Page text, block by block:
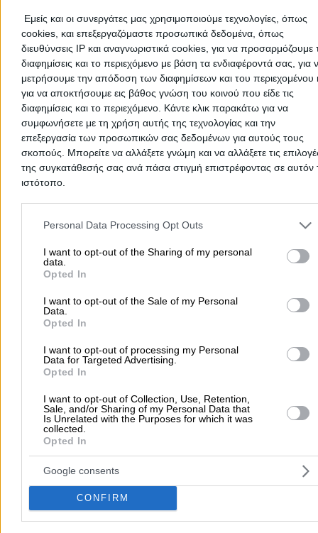
Εμείς και οι συνεργάτες μας χρησιμοποιούμε τεχνολογίες, όπως
cookies, και επεξεργαζόμαστε προσωπικά δεδομένα, όπως
διευθύνσεις IP και αναγνωριστικά cookies, για να προσαρμόζουμε
διαφημίσεις και το περιεχόμενο με βάση τα ενδιαφέροντά σας, για
μετρήσουμε την απόδοση των διαφημίσεων και του περιεχομένου
για να αποκτήσουμε εις βάθος γνώση του κοινού που είδε τις
διαφημίσεις και το περιεχόμενο. Κάντε κλικ παρακάτω για να
συμφωνήσετε με τη χρήση αυτής της τεχνολογίας και την
επεξεργασία των προσωπικών σας δεδομένων για αυτούς τους
σκοπούς. Μπορείτε να αλλάξετε γνώμη και να αλλάξετε τις
της συγκατάθεσής σας ανά πάσα στιγμή επιστρέφοντας σε αυτόν
ιστότοπο.
Please note that this website/app uses one or more Google
and may gather and store information including but not limited to
to Google and its third-party tags to use your data for below
purposes in below Google consent section.
Personal Data Processing Opt Outs
I want to opt-out of the Sharing of my personal
data.
Opted In
I want to opt-out of the Sale of my Personal
Data.
Opted In
I want to opt-out of processing my Personal
Data for Targeted Advertising.
Opted In
I want to opt-out of Collection, Use, Retention,
Sale, and/or Sharing of my Personal Data that
Is Unrelated with the Purposes for which it was
collected.
Opted In
Google consents
CONFIRM
Ψάχνεις για εκκένωση βόθρου σεΛάρισα; Στην ενότητα
Βόθρωνθα βρεις όλες τις επιχειρήσεις και τους επαγγελματίες
εξειδικεύονται στις εκκενώσεις βόθρων και τις αποφράξεις
και αποχετεύσεων, σε κάθε βάθος και μήκος.
άντληση υδάτων, μεταφορά λυμάτων και βιομηχανικών
Εδώ θα βρεις όλους τους επαγγελματίες που αναλαμβάνουν
Μπορείς να επικοινωνήσεις μαζί του ή να επισκεφθείς το
του για να συζητήσετε μαζί για τις ανάγκες σου και να
χρόνο και το κόστος των εργασιών.
Εκκενώσεις Βόθρων Λάρισας
Εκκενώσεις Βόθρων
> Νομός ΛΑΡΙΣΑΣ > Λάρισα > Οικιακές Εγκαταστάσεις
Εκκενώσεις Βόθρων
Δημοφιλείς Αναζητήσεις
Μετακομίσεις & Μεταφορές
Παιδικοί Σταθμοί
Συνεργεία Αυτοκινήτων